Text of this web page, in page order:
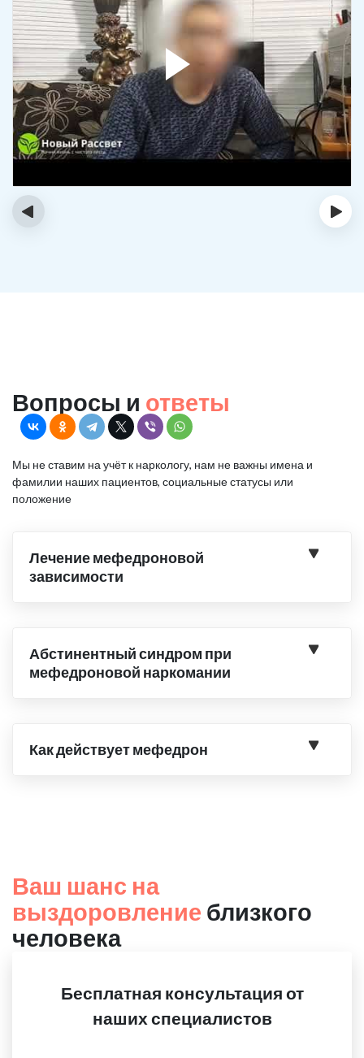
‹ ›
Вопросы и ответы
Мы не ставим на учёт к наркологу, нам не важны имена и
фамилии наших пациентов, социальные статусы или
положение
Лечение мефедроновой
зависимости
Абстинентный синдром при
мефедроновой наркомании
Как действует мефедрон
Ваш шанс на
выздоровление близкого
человека
Бесплатная консультация от
наших специалистов